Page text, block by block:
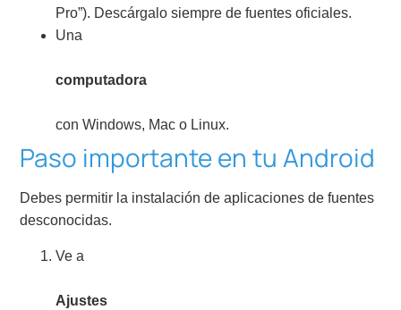
Pro”). Descárgalo siempre de fuentes oficiales.
Una
computadora
con Windows, Mac o Linux.
Paso importante en tu Android
Debes permitir la instalación de aplicaciones de fuentes
desconocidas.
Ve a
Ajustes